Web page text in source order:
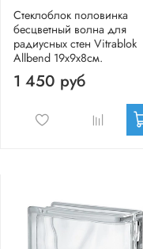
Стеклоблок половинка
бесцветный волна для
радиусных стен Vitrablok
Allbend 19х9х8см.
1 450 руб